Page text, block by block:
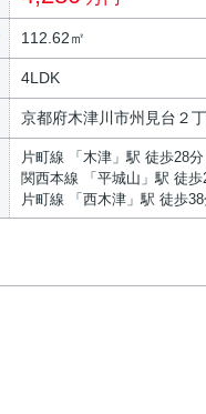
112.62㎡
4LDK
京都府木津川市州見台２
片町線 「木津」駅 徒歩28
関西本線 「平城山」駅 徒
片町線 「西木津」駅 徒歩